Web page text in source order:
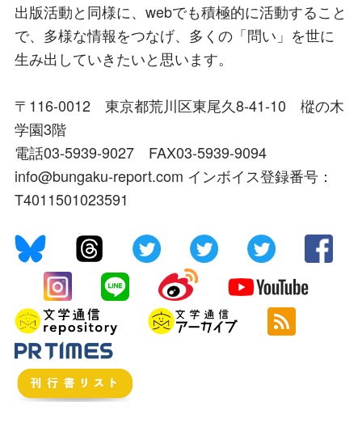
出版活動と同様に、webでも積極的に活動すること
で、多様な情報をつなげ、多くの「問い」を世に
生み出していきたいと思います。
〒116-0012 東京都荒川区東尾久8-41-10 樅の木
学園3階
電話03-5939-9027 FAX03-5939-9094
info@bungaku-report.com インボイス登録番号：
T4011501023591